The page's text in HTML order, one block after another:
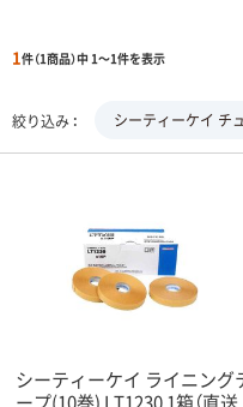
1件（1商品）中 1～1件を表示
絞り込み シーティーケイ チ
シーティーケイ ライニング
ープ(10巻) LT1230 1箱（直送